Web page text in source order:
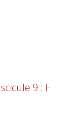
9 : F